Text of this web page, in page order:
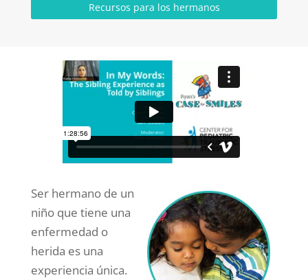
Recursos para los hermanos
Ser hermano de un
niño que tiene una
enfermedad o
herida es una
experiencia única.